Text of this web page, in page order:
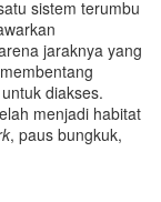
sistem terumbu
jaraknya yang
diakses.
menjadi habitat
, paus bungkuk,